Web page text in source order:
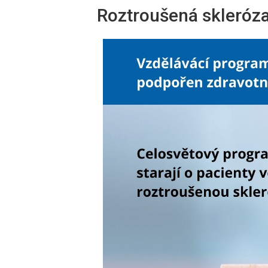
Roztroušená